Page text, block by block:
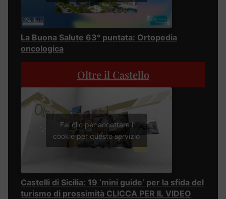
La Buona Salute 63° puntata: Ortopedia
oncologica
Oltre il Castello
Fai clic per accettare i
cookie per questo servizio
Castelli di Sicilia: 19 ‘mini guide’ per la sfida del
turismo di prossimità CLICCA PER IL VIDEO